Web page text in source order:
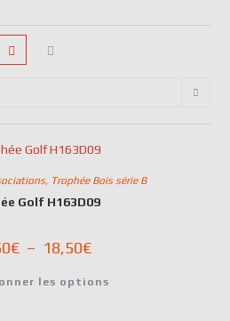
, Trophée Bois série B
Golf H163D09
€ – 18,50€
les options